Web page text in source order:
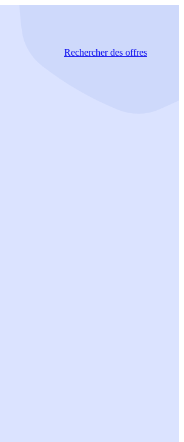
Rechercherdes offres